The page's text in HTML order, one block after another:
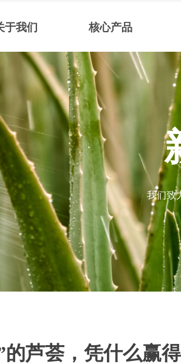
于我们 核心产品
芦荟，凭什么赢
我们致